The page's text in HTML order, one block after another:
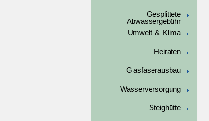
Gesplittete
Abwassergebühr
Umwelt & Klima
Heiraten
Glasfaserausbau
Wasserversorgung
Steighütte